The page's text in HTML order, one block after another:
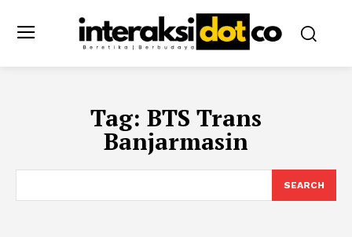
Tag: BTS Trans
Banjarmasin
SEARCH